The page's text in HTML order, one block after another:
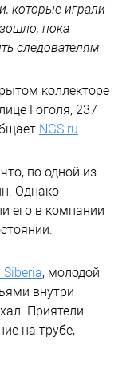
которые играли
пока
следователям
коллекторе
Гоголя, 237
NGS.ru.
по одной из
Однако
его в компании
Siberia, молодой
внутри
Приятели
на трубе,